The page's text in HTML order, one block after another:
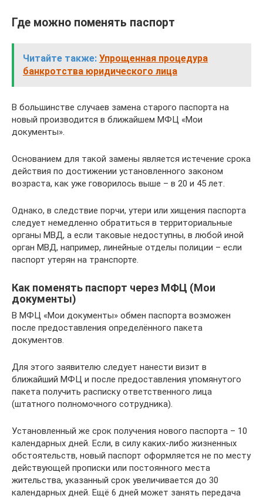
Где можно поменять паспорт
Читайте также: Упрощенная процедура
банкротства юридического лица
В большинстве случаев замена старого паспорта на
новый производится в ближайшем МФЦ «Мои
документы».
Основанием для такой замены является истечение срока
действия по достижении установленного законом
возраста, как уже говорилось выше – в 20 и 45 лет.
Однако, в следствие порчи, утери или хищения паспорта
следует немедленно обратиться в территориальные
органы МВД, а если таковые недоступны, в любой иной
орган МВД, например, линейные отделы полиции – если
паспорт утерян на транспорте.
Как поменять паспорт через МФЦ (Мои
документы)
В МФЦ «Мои документы» обмен паспорта возможен
после предоставления определённого пакета
документов.
Для этого заявителю следует нанести визит в
ближайший МФЦ и после предоставления упомянутого
пакета получить расписку ответственного лица
(штатного полномочного сотрудника).
Установленный же срок получения нового паспорта – 10
календарных дней. Если, в силу каких-либо жизненных
обстоятельств, новый паспорт оформляется не по месту
действующей прописки или постоянного места
жительства, указанный срок увеличивается до 30
календарных дней. Ещё 6 дней может занять передача